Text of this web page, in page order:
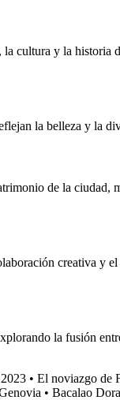
cultura y la historia
la belleza y la
de la ciudad,
creativa y
la fusión
• El noviazgo de
• Bacalao